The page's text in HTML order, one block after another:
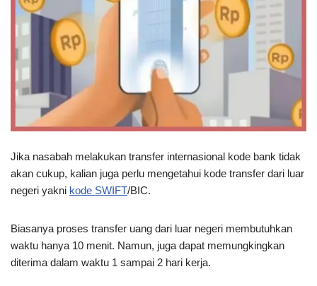
Jika nasabah melakukan transfer internasional kode bank tidak
akan cukup, kalian juga perlu mengetahui kode transfer dari luar
negeri yakni kode SWIFT/BIC.
Biasanya proses transfer uang dari luar negeri membutuhkan
waktu hanya 10 menit. Namun, juga dapat memungkingkan
diterima dalam waktu 1 sampai 2 hari kerja.